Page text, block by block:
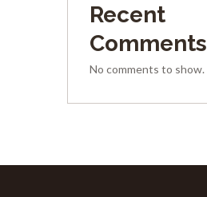
Recent
Comments
No comments to show.